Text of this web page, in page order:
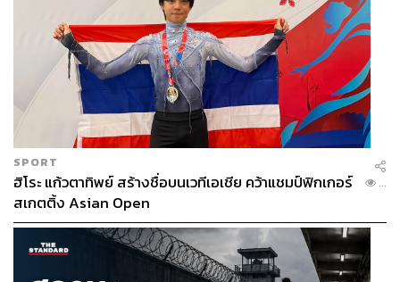
SPORT
ฮิโระ แก้วตาทิพย์ สร้างชื่อบนเวทีเอเชีย คว้าแชมป์ฟิกเกอร์
สเกตติ้ง Asian Open
...